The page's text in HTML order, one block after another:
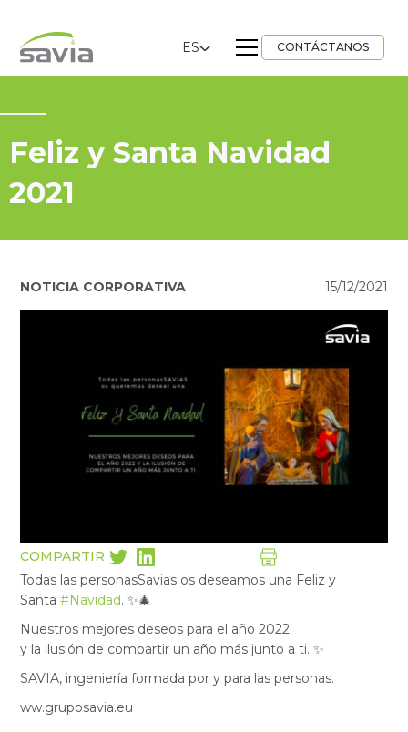
ES CONTÁCTANOS
Feliz y Santa Navidad
2021
NOTICIA CORPORATIVA 15/12/2021
COMPARTIR
Todas las personasSavias os deseamos una Feliz y
Santa#Navidad. ✨🎄
Nuestros mejores deseos para el año 2022
y la ilusión de compartir un año más junto a ti. ✨
SAVIA, ingeniería formada por y para las personas.
ww.gruposavia.eu